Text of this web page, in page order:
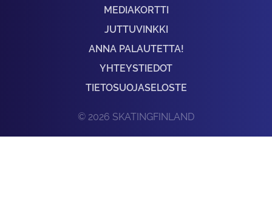
MEDIAKORTTI
JUTTUVINKKI
ANNA PALAUTETTA!
YHTEYSTIEDOT
TIETOSUOJASELOSTE
© 2026 SKATINGFINLAND